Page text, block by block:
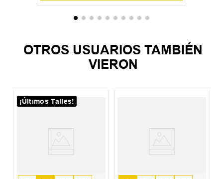
OTROS USUARIOS TAMBIÉN
VIERON
¡Últimos Talles!